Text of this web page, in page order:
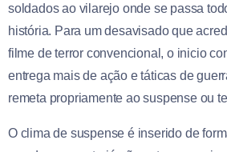
soldados ao vilarejo onde se passa
história. Para um desavisado que
filme de terror convencional, o inicio
entrega mais de ação e táticas de
remeta propriamente ao suspense ou
O clima de suspense é inserido de